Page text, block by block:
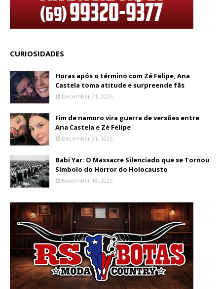
CURIOSIDADES
Horas após o término com Zé Felipe, Ana
Castela toma atitude e surpreende fãs
December 31, 2025
Fim de namoro vira guerra de versões entre
Ana Castela e Zé Felipe
December 31, 2025
Babi Yar: O Massacre Silenciado que se Tornou
Símbolo do Horror do Holocausto
November 18, 2025